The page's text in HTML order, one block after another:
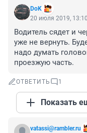
DoK
20 июля 2019, 13:10
Водитель сядет и
уже не вернуть.
надо думать
проезжую часть.
ОТВЕТИТЬ 1
Показать
vatassi@rambler.ru